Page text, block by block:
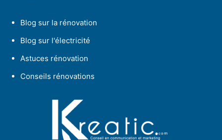
Blog sur la rénovation
Blog sur l'électricité
Astuces rénovation
Conseils rénovations